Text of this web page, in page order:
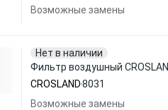
Возможные замены
Нет в наличии
Фильтр воздушный
CROSLAND8031
Возможные замены